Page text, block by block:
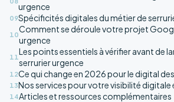
urgence
09Spécificités digitales du métier de
10
Comment se déroule votre projet
urgence
11
Les points essentiels à vérifier avant de
serrurier urgence
12Ce qui change en 2026 pour le digital
13Nos services pour votre visibilité digitale
14Articles et ressources complémentaires